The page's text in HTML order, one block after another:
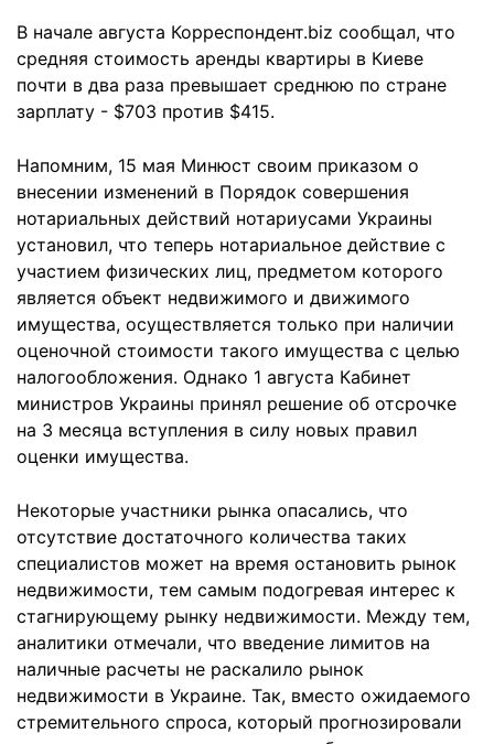
В начале августа Корреспондент.biz сообщал, что
средняя стоимость аренды квартиры в Киеве
почти в два раза превышает среднюю по стране
зарплату - $703 против $415.
Напомним, 15 мая Минюст своим приказом о
внесении изменений в Порядок совершения
нотариальных действий нотариусами Украины
установил, что теперь нотариальное действие с
участием физических лиц, предметом которого
является объект недвижимого и движимого
имущества, осуществляется только при наличии
оценочной стоимости такого имущества с целью
налогообложения. Однако 1 августа Кабинет
министров Украины принял решение об отсрочке
на 3 месяца вступления в силу новых правил
оценки имущества.
Некоторые участники рынка опасались, что
отсутствие достаточного количества таких
специалистов может на время остановить рынок
недвижимости, тем самым подогревая интерес к
стагнирующему рынку недвижимости. Между тем,
аналитики отмечали, что введение лимитов на
наличные расчеты не раскалило рынок
недвижимости в Украине. Так, вместо ожидаемого
стремительного спроса, который прогнозировали